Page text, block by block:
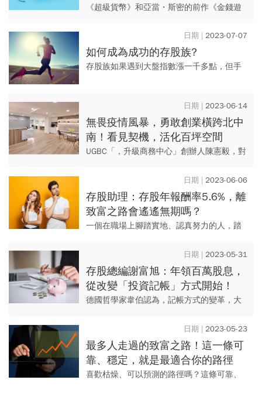
記取教訓，就不會再出現下一個泡
《超級貨幣》和亞當・斯密的前作《金錢遊
代」（Go-Go years）的美國股市。早在華
倫・巴菲特（War...
2023-07-07
如何成為成功的存股族?
存股族如果遇到大盤指數漲一千多點，但手
好。殊不知，克服這種「賺了指...2023-06-14
無畏疫情風暴，勇敢創業橫跨北中
南！看見契機，活化百坪空間
UGBC「，升級商務中心」創辦人陳憲毅，對
進入銀行圈，後續又到英國倫敦大學進修金
融投資碩士，畢業歸國後...
2023-06-06
存股助理：存股年報酬率5.6%，離
致富之路會遙遙無期嗎？
一個在職場上腳踏實地、認真努力的人，踏
巧的賭徒！為何會有這樣的落差？值得玩
味。 編按：原文發表於20...
2023-05-31
存股總編謝富旭：年領百萬股息，
從改變「投資記帳」方式開始！
德國哲學家韋伯認為，記帳方式的變革，大
個對投資記帳方法的小小改變，可能引起您
財富甚至人生的連鎖質變。
2023-05-23
最多人走過的致富之路！這一條可
靠、穩定，就是最適合你的路徑
喜歡枯燥、可以預測的路徑嗎？這條可靠、